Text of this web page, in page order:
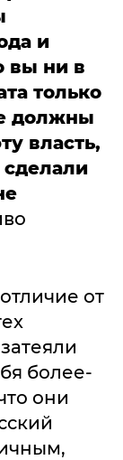
и
вы ни в
только
должны
власть,
от
более-
они